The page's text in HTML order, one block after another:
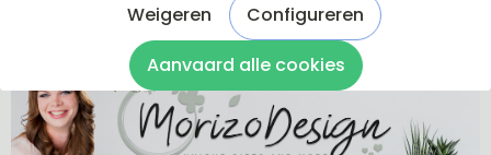
Weigeren
Configureren
Aanvaard alle cookies